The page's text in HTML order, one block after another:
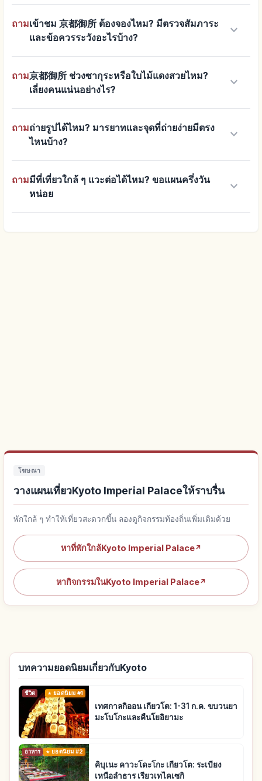
ถามเข้าชม 京都御所 ต้องจองไหม? มีตรวจสัมภาระ
และข้อควรระวังอะไรบ้าง?
keyboard_arrow_down
ถาม京都御所 ช่วงซากุระหรือใบไม้แดงสวยไหม?
เลี่ยงคนแน่นอย่างไร?
keyboard_arrow_down
ถามถ่ายรูปได้ไหม? มารยาทและจุดที่ถ่ายง่ายมีตรง
ไหนบ้าง?
keyboard_arrow_down
ถามมีที่เที่ยวใกล้ ๆ แวะต่อได้ไหม? ขอแผนครึ่งวัน
หน่อย
keyboard_arrow_down
โฆษณา
วางแผนเที่ยวKyoto Imperial Palaceให้ราบรื่น
พักใกล้ ๆ ทำให้เที่ยวสะดวกขึ้น ลองดูกิจกรรมท้องถิ่นเพิ่มเติมด้วย
หาที่พักใกล้Kyoto Imperial Palace↗
หากิจกรรมในKyoto Imperial Palace↗
บทความยอดนิยมเกี่ยวกับKyoto
ชีวิต ยอดนิยม #1
เทศกาลกิออน เกียวโต: 1-31 ก.ค. ขบวนยา
มะโบโกะและคืนโยอิยามะ
อาหาร ยอดนิยม #2
คิบุเนะ คาวะโดะโกะ เกียวโต: ระเบียง
เหนือลำธาร เรียวเทไคเซกิ